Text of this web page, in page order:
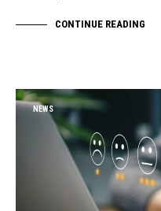
CONTINUE READING
NEWS